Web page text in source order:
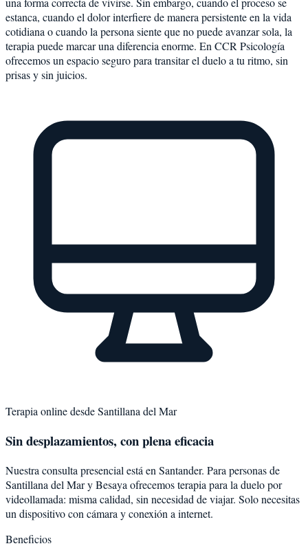
estanca, cuando el dolor interfiere de manera persistente en la vida
cotidiana o cuando la persona siente que no puede avanzar sola, la
terapia puede marcar una diferencia enorme. En CCR Psicología
ofrecemos un espacio seguro para transitar el duelo a tu ritmo, sin
prisas y sin juicios.
Terapia online desdeSantillana del Mar
Sin desplazamientos, con plena eficacia
Nuestra consulta presencial está en Santander. Para personas de
Santillana del MaryBesaya ofrecemos terapia para la duelopor
videollamada: misma calidad, sin necesidad de viajar. Solo necesitas
un dispositivo con cámara y conexión a internet.
Beneficios